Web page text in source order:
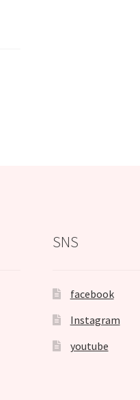
SNS
facebook
Instagram
youtube